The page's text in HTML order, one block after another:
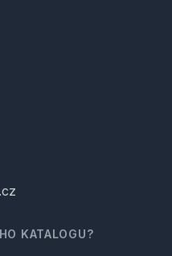
KATALOGU?